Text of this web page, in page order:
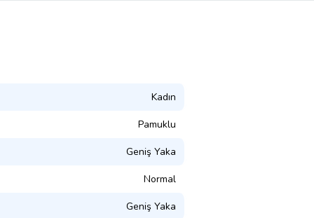
Kadın
Pamuklu
Geniş Yaka
Normal
Geniş Yaka